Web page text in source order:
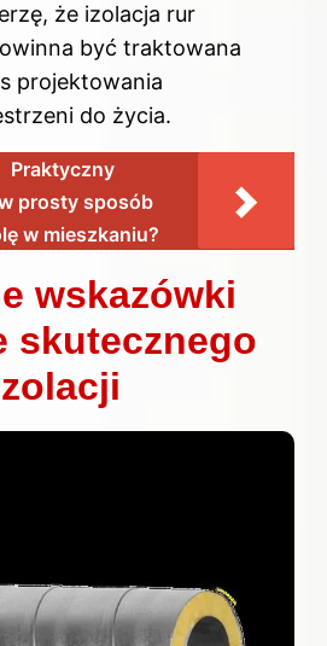
że izolacja rur
być traktowana
projektowania
do życia.
Praktyczny
prosty sposób
w mieszkaniu?
wskazówki
skutecznego